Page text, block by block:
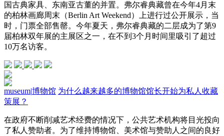
国古典家具、东南亚古董的并置。弗尔睿典藏曾在今年4月末
的柏林画廊周末（Berlin Art Weekend）上进行过公开展示，当
时，门票全部售罄。今年夏天，弗尔睿典藏的二层成为了第9
届柏林双年展的主展区之一，在不到3个月时间里吸引了超过
10万名访客。
museum|博物馆 为什么越来越多的博物馆馆长开始为私人收藏
策展？
在政府不断削减艺术经费的情况下，公共艺术机构将目光投向
了私人赞助者。为了维持博物馆、美术馆与赞助人之间的良好